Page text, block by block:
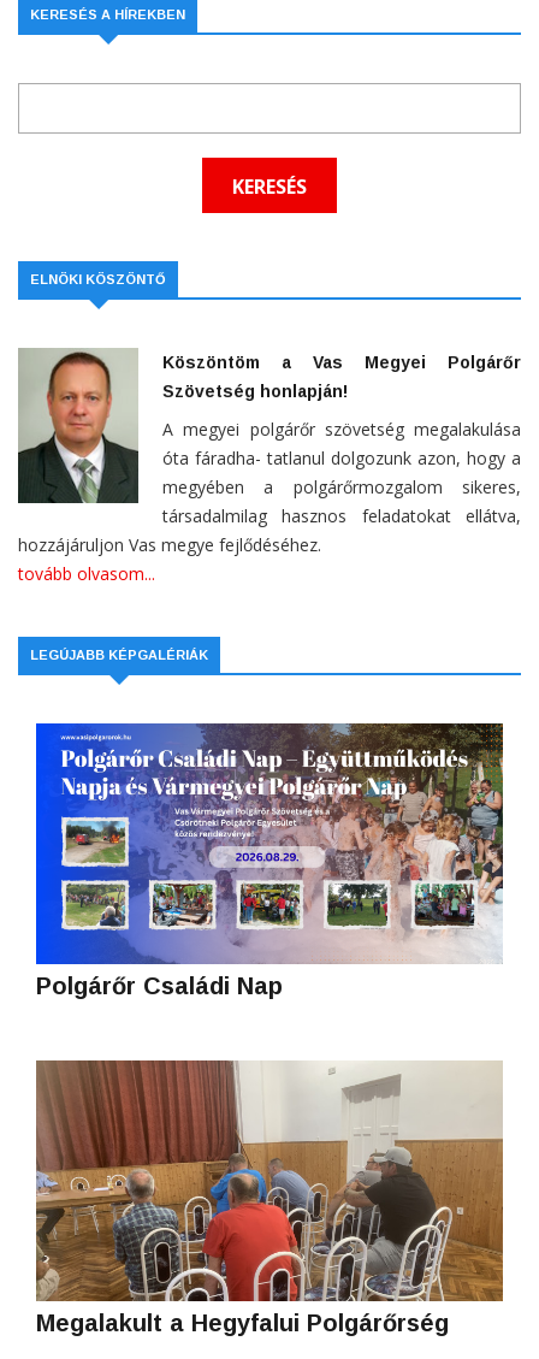
KERESÉS A HÍREKBEN
ELNÖKI KÖSZÖNTŐ
Köszöntöm a Vas Megyei Polgárőr
Szövetség honlapján!
A megyei polgárőr szövetség megalakulása
óta fáradha- tatlanul dolgozunk azon, hogy a
megyében a polgárőrmozgalom sikeres,
társadalmilag hasznos feladatokat ellátva,
hozzájáruljon Vas megye fejlődéséhez.
tovább olvasom...
LEGÚJABB KÉPGALÉRIÁK
Polgárőr Családi Nap
Megalakult a Hegyfalui Polgárőrség